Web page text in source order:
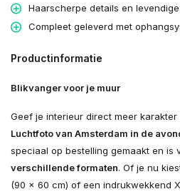
Haarscherpe details en
Compleet geleverd met
Productinformatie
Blikvanger voor je muur
Geef je interieur direct meer
Luchtfoto van Amsterdam in de
speciaal op bestelling gemaakt en is
verschillende formaten. Of je nu
(90 × 60 cm) of een indrukwekkend